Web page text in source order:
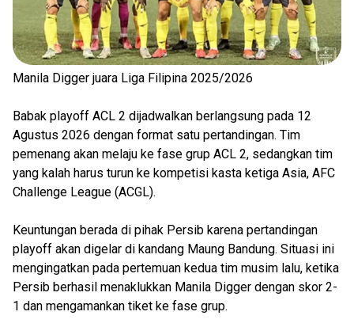
Manila Digger juara Liga Filipina 2025/2026
Babak playoff ACL 2 dijadwalkan berlangsung pada 12
Agustus 2026 dengan format satu pertandingan. Tim
pemenang akan melaju ke fase grup ACL 2, sedangkan tim
yang kalah harus turun ke kompetisi kasta ketiga Asia, AFC
Challenge League (ACGL).
Keuntungan berada di pihak Persib karena pertandingan
playoff akan digelar di kandang Maung Bandung. Situasi ini
mengingatkan pada pertemuan kedua tim musim lalu, ketika
Persib berhasil menaklukkan Manila Digger dengan skor 2-
1 dan mengamankan tiket ke fase grup.